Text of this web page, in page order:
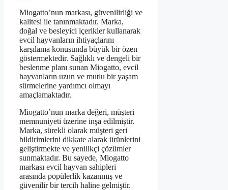
Miogatto’nun markası, güvenilirliği ve
kalitesi ile tanınmaktadır. Marka,
doğal ve besleyici içerikler kullanarak
evcil hayvanların ihtiyaçlarını
karşılama konusunda büyük bir özen
göstermektedir. Sağlıklı ve dengeli bir
beslenme planı sunan Miogatto, evcil
hayvanların uzun ve mutlu bir yaşam
sürmelerine yardımcı olmayı
amaçlamaktadır.
Miogatto’nun marka değeri, müşteri
memnuniyeti üzerine inşa edilmiştir.
Marka, sürekli olarak müşteri geri
bildirimlerini dikkate alarak ürünlerini
geliştirmekte ve yenilikçi çözümler
sunmaktadır. Bu sayede, Miogatto
markası evcil hayvan sahipleri
arasında popülerlik kazanmış ve
güvenilir bir tercih haline gelmiştir.